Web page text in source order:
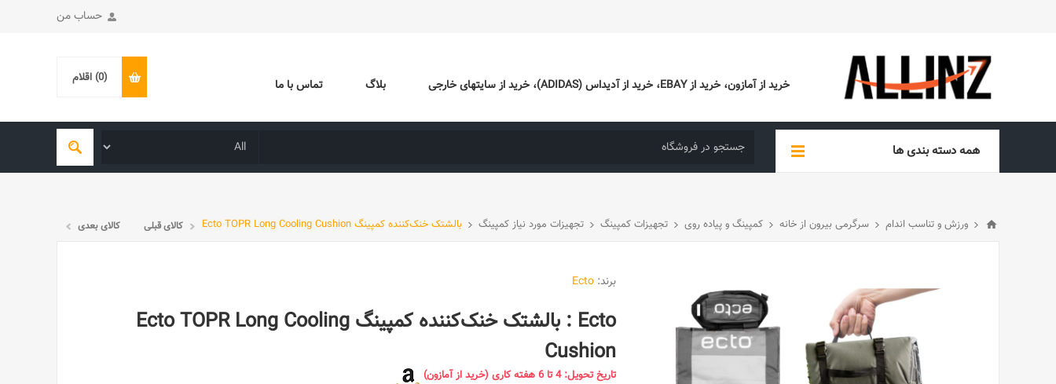
حساب من
خرید از آمازون، خرید از EBAY، خرید از آدیداس (ADIDAS)، خرید از سایتهای خارجی بلاگ تماس با ما (0) اقلام
همه دسته بندی ها
ورزش و تناسب اندام سرگرمی بیرون از خانه کمپینگ و پیاده روی تجهیزات کمپینگ تجهیزات مورد نیاز کمپینگ بالشتک خنک‌کننده کمپینگ Ecto TOPR Long Cooling Cushion کالای قبلی کالای بعدی
برند: Ecto
Ecto : بالشتک خنک‌کننده کمپینگ Ecto TOPR Long Cooling
Cushion
تاریخ تحویل: 4 تا 6 هفته کاری (خرید از آمازون)